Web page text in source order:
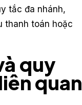
tắc đa nhánh,
thanh toán hoặc
quy
quan